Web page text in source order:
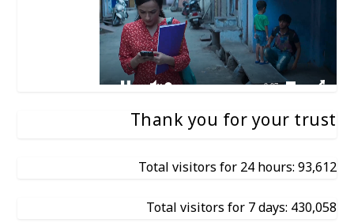
Thank you for your trust
Total visitors for 24 hours: 93,612
Total visitors for 7 days: 430,058